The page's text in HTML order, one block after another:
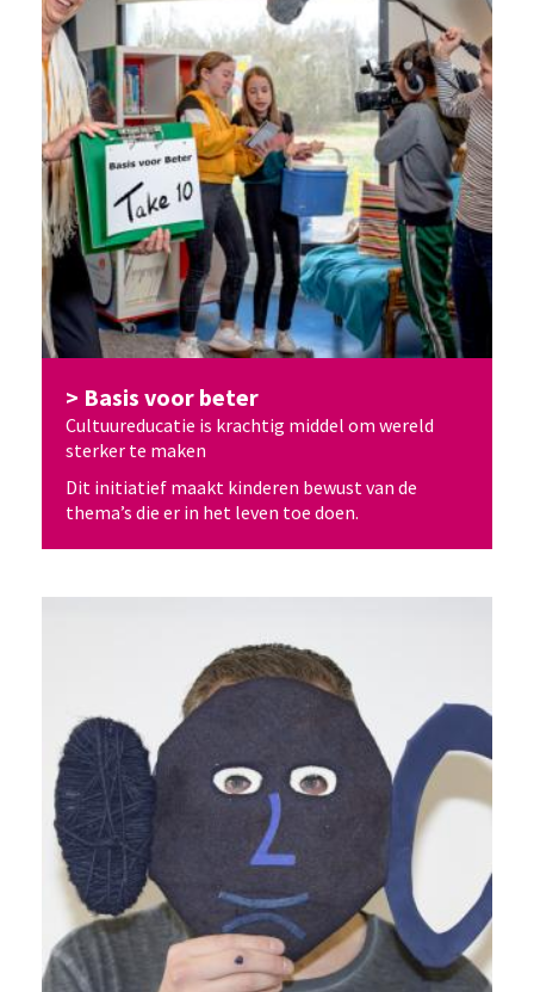
Basis voor beter
Cultuureducatie is krachtig middel om wereld
sterker te maken
Dit initiatief maakt kinderen bewust van de
thema’s die er in het leven toe doen.